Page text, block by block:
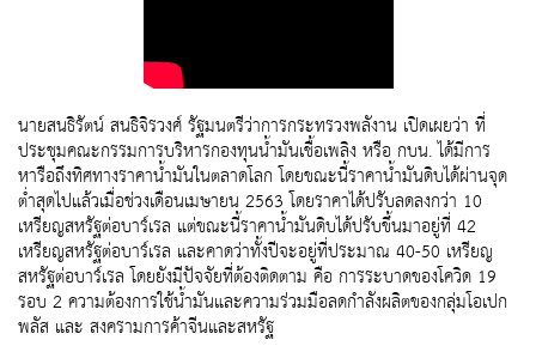
นายสนธิรัตน์ สนธิจิรวงศ์ รัฐมนตรีว่าการกระทรวงพลังาน เปิดเผยว่า ที่
ประชุมคณะกรรมการบริหารกองทุนน้ำมันเชื้อเพลิง หรือ กบน. ได้มีการ
หารือถึงทิศทางราคาน้ำมันในตลาดโลก โดยขณะนี้ราคาน้ำมันดิบได้ผ่านจุด
ต่ำสุดไปแล้วเมื่อช่วงเดือนเมษายน 2563 โดยราคาได้ปรับลดลงกว่า 10
เหรียญสหรัฐต่อบาร์เรล แต่ขณะนี้ราคาน้ำมันดิบได้ปรับขึ้นมาอยู่ที่ 42
เหรียญสหรัฐต่อบาร์เรล และคาดว่าทั้งปีจะอยู่ที่ประมาณ 40-50 เหรียญ
สหรัฐต่อบาร์เรล โดยยังมีปัจจัยที่ต้องติดตาม คือ การระบาดของโควิด 19
รอบ 2 ความต้องการใช้น้ำมันและความร่วมมือลดกำลังผลิตของกลุ่มโอเปก
พลัส และ สงครามการค้าจีนและสหรัฐ